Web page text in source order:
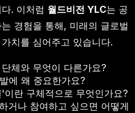
. 이처럼 월드비전 YLC는 공
경험을 통해, 미래의 글로벌
치를 심어주고 있습니다.
체와 무엇이 다른가요?
에 왜 중요한가요?
란 구체적으로 무엇인가요?
거나 참여하고 싶으면 어떻게